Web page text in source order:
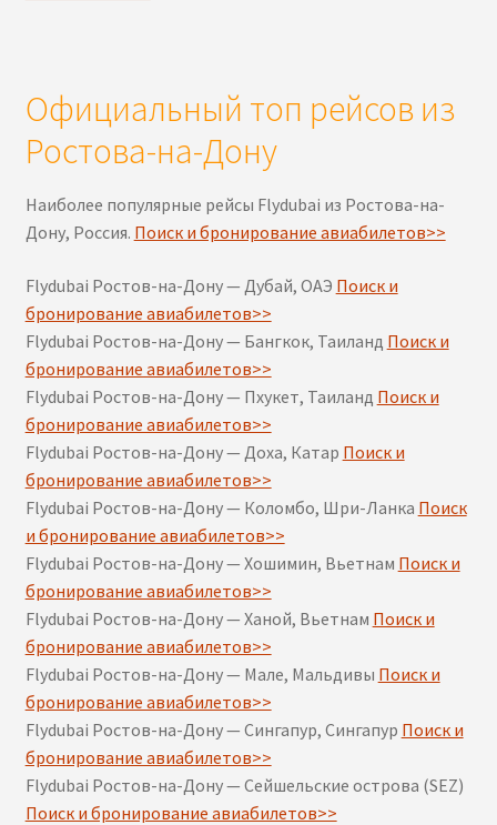
Официальный топ рейсов из
Ростова-на-Дону
Наиболее популярные рейсы Flydubai из Ростова-на-
Дону, Россия. Поиск и бронирование авиабилетов>>
Flydubai Ростов-на-Дону — Дубай, ОАЭ Поиск и
бронирование авиабилетов>>
Flydubai Ростов-на-Дону — Бангкок, Таиланд Поиск и
бронирование авиабилетов>>
Flydubai Ростов-на-Дону — Пхукет, Таиланд Поиск и
бронирование авиабилетов>>
Flydubai Ростов-на-Дону — Доха, Катар Поиск и
бронирование авиабилетов>>
Flydubai Ростов-на-Дону — Коломбо, Шри-Ланка Поиск
и бронирование авиабилетов>>
Flydubai Ростов-на-Дону — Хошимин, Вьетнам Поиск и
бронирование авиабилетов>>
Flydubai Ростов-на-Дону — Ханой, Вьетнам Поиск и
бронирование авиабилетов>>
Flydubai Ростов-на-Дону — Мале, Мальдивы Поиск и
бронирование авиабилетов>>
Flydubai Ростов-на-Дону — Сингапур, Сингапур Поиск и
бронирование авиабилетов>>
Flydubai Ростов-на-Дону — Сейшельские острова (SEZ)
Поиск и бронирование авиабилетов>>